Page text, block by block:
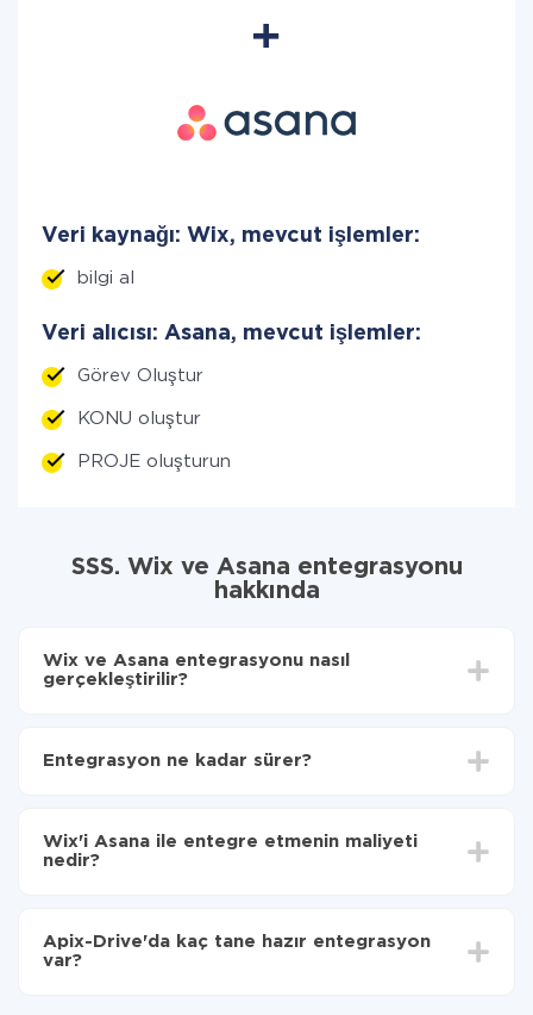
Veri kaynağı: Wix, mevcut işlemler:
bilgi al
Veri alıcısı: Asana, mevcut işlemler:
Görev Oluştur
KONU oluştur
PROJE oluşturun
SSS. Wix ve Asana entegrasyonu
hakkında
Wix ve Asana entegrasyonu nasıl
gerçekleştirilir?
Otomatik güncellemeyi aç
Entegrasyon ne kadar sürer?
olarak, 10-15 dakika sürer.
Wix'i Asana ile entegre etmenin maliyeti
nedir?
Hizmetimiz aracılığıyla yalnızca bir sisteminizden
diğerine aktarılan veri miktarı için ödeme yaparsınız.
Apix-Drive'da kaç tane hazır entegrasyon
var?